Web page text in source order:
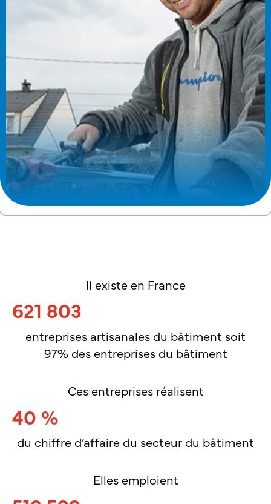
Il existe en France
621 803
entreprises artisanales du bâtiment soit
97% des entreprises du bâtiment
Ces entreprises réalisent
40 %
du chiffre d’affaire du secteur du bâtiment
Elles emploient